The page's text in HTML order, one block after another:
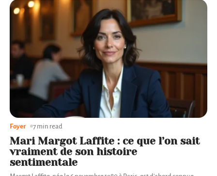
Mari Margot Laffite : ce que l’on sait
vraiment de son histoire
sentimentale
Foyer 7 min read